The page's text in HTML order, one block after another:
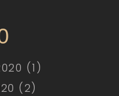
(1)
(2)